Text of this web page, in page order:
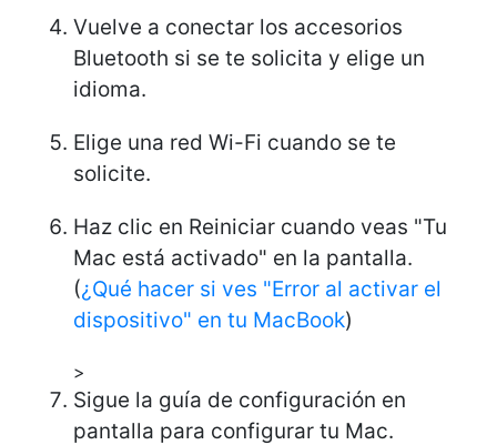
Vuelve a conectar los accesorios
Bluetooth si se te solicita y elige un
idioma.
Elige una red Wi-Fi cuando se te
solicite.
Haz clic en Reiniciar cuando veas "Tu
Mac está activado" en la pantalla.
(¿Qué hacer si ves "Error al activar el
dispositivo" en tu MacBook)
>
Sigue la guía de configuración en
pantalla para configurar tu Mac.